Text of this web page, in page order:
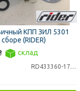
КПП ЗИЛ 5301
(RIDER)
склад
RD433360-1701025